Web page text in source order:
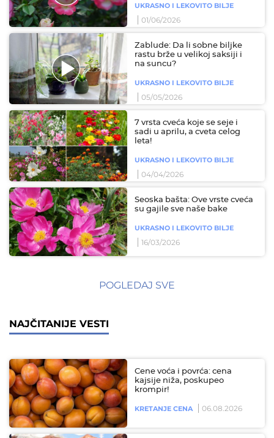
UKRASNO I LEKOVITO BILJE
01/06/2026
Zablude: Da li sobne biljke
rastu brže u velikoj saksiji i
na suncu?
UKRASNO I LEKOVITO BILJE
05/05/2026
7 vrsta cveća koje se seje i
sadi u aprilu, a cveta celog
leta!
UKRASNO I LEKOVITO BILJE
04/04/2026
Seoska bašta: Ove vrste cveća
su gajile sve naše bake
UKRASNO I LEKOVITO BILJE
16/03/2026
POGLEDAJ SVE
NAJČITANIJE VESTI
Cene voća i povrća: cena
kajsije niža, poskupeo
krompir!
KRETANJE CENA 06.08.2026